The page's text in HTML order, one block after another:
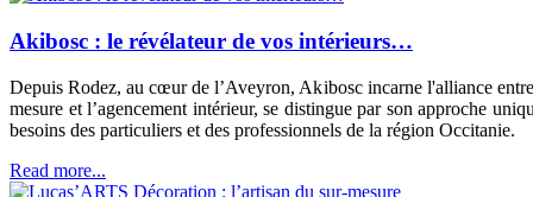
Akibosc : le révélateur de vos intérieurs…
Depuis Rodez, au cœur de l’Aveyron, Akibosc incarne l'alliance
mesure et l’agencement intérieur, se distingue par son approche
besoins des particuliers et des professionnels de la région Occitanie.
Read more...